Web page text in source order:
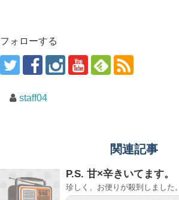
フォローする
staff04
関連記事
P.S. 甘×辛きいてます。
珍しく、お便りが殺到しました。